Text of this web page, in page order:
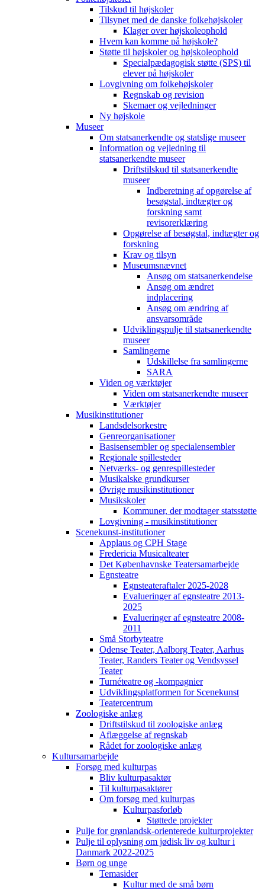
Tilskud til højskoler
Tilsynet med de danske folkehøjskoler
Klager over højskoleophold
Hvem kan komme på højskole?
Støtte til højskoler og højskoleophold
Specialpædagogisk støtte (SPS) til
elever på højskoler
Lovgivning om folkehøjskoler
Regnskab og revision
Skemaer og vejledninger
Ny højskole
Museer
Om statsanerkendte og statslige museer
Information og vejledning til
statsanerkendte museer
Driftstilskud til statsanerkendte
museer
Indberetning af opgørelse af
besøgstal, indtægter og
forskning samt
revisorerklæring
Opgørelse af besøgstal, indtægter og
forskning
Krav og tilsyn
Museumsnævnet
Ansøg om statsanerkendelse
Ansøg om ændret
indplacering
Ansøg om ændring af
ansvarsområde
Udviklingspulje til statsanerkendte
museer
Samlingerne
Udskillelse fra samlingerne
SARA
Viden og værktøjer
Viden om statsanerkendte museer
Værktøjer
Musikinstitutioner
Landsdelsorkestre
Genreorganisationer
Basisensembler og specialensembler
Regionale spillesteder
Netværks- og genrespillesteder
Musikalske grundkurser
Øvrige musikinstitutioner
Musikskoler
Kommuner, der modtager statsstøtte
Lovgivning - musikinstitutioner
Scenekunst-institutioner
Applaus og CPH Stage
Fredericia Musicalteater
Det Københavnske Teatersamarbejde
Egnsteatre
Egnsteateraftaler 2025-2028
Evalueringer af egnsteatre 2013-
2025
Evalueringer af egnsteatre 2008-
2011
Små Storbyteatre
Odense Teater, Aalborg Teater, Aarhus
Teater, Randers Teater og Vendsyssel
Teater
Turnéteatre og -kompagnier
Udviklingsplatformen for Scenekunst
Teatercentrum
Zoologiske anlæg
Driftstilskud til zoologiske anlæg
Aflæggelse af regnskab
Rådet for zoologiske anlæg
Kultursamarbejde
Forsøg med kulturpas
Bliv kulturpasaktør
Til kulturpasaktører
Om forsøg med kulturpas
Kulturpasforløb
Støttede projekter
Pulje for grønlandsk-orienterede kulturprojekter
Pulje til oplysning om jødisk liv og kultur i
Danmark 2022-2025
Børn og unge
Temasider
Kultur med de små børn